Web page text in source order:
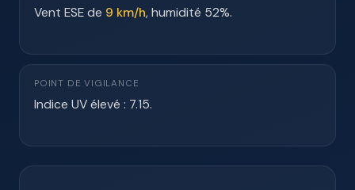
Vent ESE de 9 km/h, humidité 52%.
POINT DE VIGILANCE
Indice UV élevé : 7.15.